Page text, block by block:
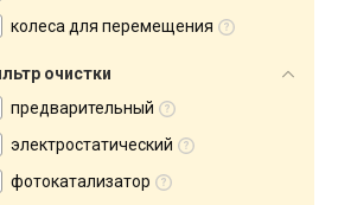
колеса для перемещения
очистки
предварительный
электростатический
фотокатализатор